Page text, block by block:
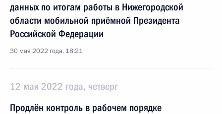
данных по итогам работы в Нижегородской
области мобильной приёмной Президента
Российской Федерации
30 мая 2022 года, 18:21
12 мая 2022 года, четверг
Продлён контроль в рабочем порядке